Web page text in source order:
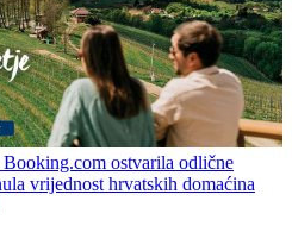
ostvarila odlične
vrijednost hrvatskih domaćina